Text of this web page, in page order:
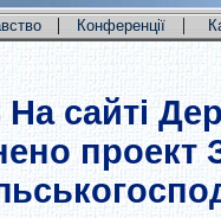
| Конференції |
На сайті
проект